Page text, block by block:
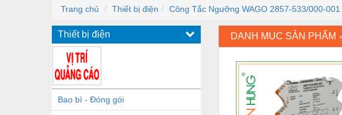
Trang chủ Thiết bị điện Công Tắc Ngưỡng WAGO 2857-533/000-
Thiết bị điện
Bao bì - Đóng gói
DANH MỤC SẢN PHẨM